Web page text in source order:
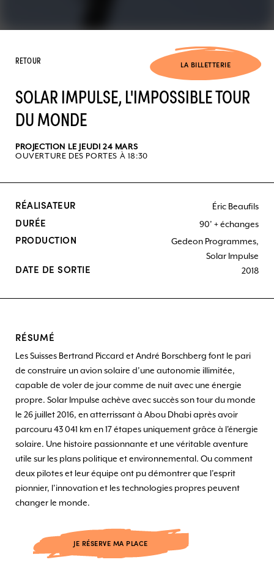
RETOUR
SOLAR IMPULSE, L'IMPOSSIBLE TOUR
DU MONDE
LA BILLETTERIE
PROJECTION LE JEUDI 24 MARS
OUVERTURE DES PORTES À 18:30
RÉALISATEUR Éric Beaufils
DURÉE 90’ + échanges
PRODUCTION
Gedeon Programmes,
Solar Impulse
DATE DE SORTIE 2018
RÉSUMÉ
Les Suisses Bertrand Piccard et André Borschberg font le pari
de construire un avion solaire d’une autonomie illimitée,
capable de voler de jour comme de nuit avec une énergie
propre. Solar Impulse achève avec succès son tour du monde
le 26 juillet 2016, en atterrissant à Abou Dhabi après avoir
parcouru 43 041 km en 17 étapes uniquement grâce à l'énergie
solaire. Une histoire passionnante et une véritable aventure
utile sur les plans politique et environnemental. Ou comment
deux pilotes et leur équipe ont pu démontrer que l’esprit
pionnier, l’innovation et les technologies propres peuvent
changer le monde.
JE RÉSERVE MA PLACE